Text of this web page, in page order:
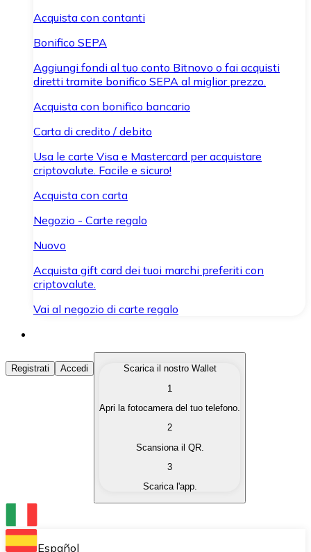
Acquista con contanti
Bonifico SEPA
Aggiungi fondi al tuo conto Bitnovo o fai acquisti
diretti tramite bonifico SEPA al miglior prezzo.
Acquista con bonifico bancario
Carta di credito / debito
Usa le carte Visa e Mastercard per acquistare
criptovalute. Facile e sicuro!
Acquista con carta
Negozio - Carte regalo
Nuovo
Acquista gift card dei tuoi marchi preferiti con
criptovalute.
Vai al negozio di carte regalo
Acquista Criptovalute
Acquista le criptovalute che ti interessano in modo
Converti le tue criptovalute in valuta fiat quando ne
Scambia una criptovaluta con un'altra
Conserva le tue cripto in un Wallet self-custodial.
Registrati Accedi
Scarica il nostro Wallet
1
Apri la fotocamera del tuo telefono.
2
Scansiona il QR.
3
Scarica l'app.
Español